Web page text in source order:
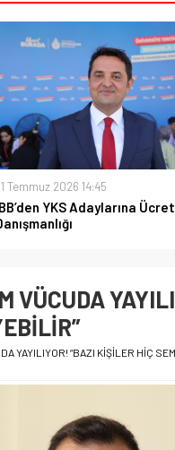
Temmuz 2026 14:45
YKS Adaylarına
VÜCUDA
YAYILIYOR! “BAZI KİŞİLER HİÇ